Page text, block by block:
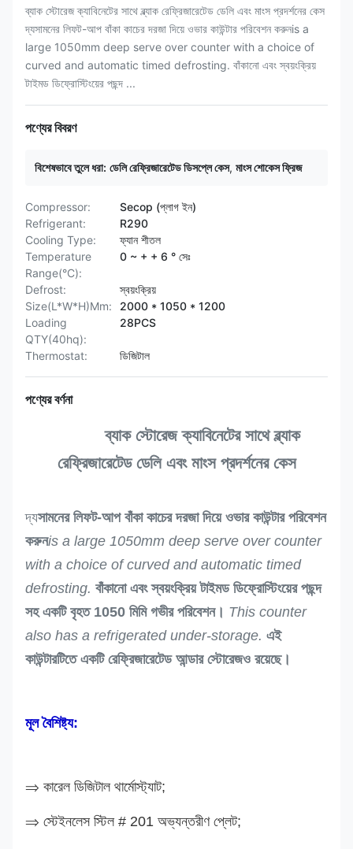
ব্যাক স্টোরেজ ক্যাবিনেটের সাথে ব্ল্যাক রেফ্রিজারেটেড ডেলি এবং মাংস প্রদর্শনের কেস
দ্যসামনের লিফট-আপ বাঁকা কাচের দরজা দিয়ে ওভার কাউন্টার পরিবেশন করুনis a
large 1050mm deep serve over counter with a choice of
curved and automatic timed defrosting. বাঁকানো এবং স্বয়ংক্রিয়
টাইমড ডিফ্রোস্টিংয়ের পছন্দ ...
পণ্যের বিবরণ
বিশেষভাবে তুলে ধরা: ডেলি রেফ্রিজারেটেড ডিসপ্লে কেস, মাংস শোকেস ফ্রিজ
Compressor:
Secop (প্লাগ ইন)
Refrigerant:
R290
Cooling Type:
ফ্যান শীতল
Temperature
Range(°C):
0 ~ + + 6 ° সেঃ
Defrost:
স্বয়ংক্রিয়
Size(L*W*H)Mm:
2000 * 1050 * 1200
Loading
QTY(40hq):
28PCS
Thermostat: ডিজিটাল
পণ্যের বর্ণনা
ব্যাক স্টোরেজ ক্যাবিনেটের সাথে ব্ল্যাক
রেফ্রিজারেটেড ডেলি এবং মাংস প্রদর্শনের কেস
দ্যসামনের লিফট-আপ বাঁকা কাচের দরজা দিয়ে ওভার কাউন্টার পরিবেশন
করুনis a large 1050mm deep serve over counter
with a choice of curved and automatic timed
defrosting. বাঁকানো এবং স্বয়ংক্রিয় টাইমড ডিফ্রোস্টিংয়ের পছন্দ
সহ একটি বৃহত 1050 মিমি গভীর পরিবেশন। This counter
also has a refrigerated under-storage. এই
কাউন্টারটিতে একটি রেফ্রিজারেটেড আন্ডার স্টোরেজও রয়েছে।
মূল বৈশিষ্ট্য:
⇒ কারেল ডিজিটাল থার্মোস্ট্যাট;
⇒ স্টেইনলেস স্টিল # 201 অভ্যন্তরীণ প্লেট;